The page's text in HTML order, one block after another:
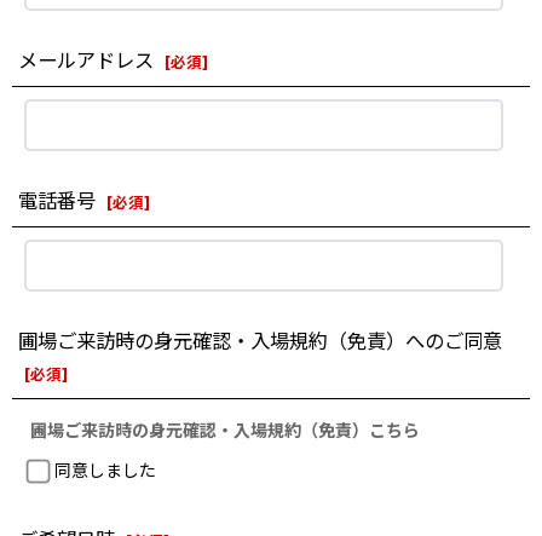
メールアドレス [必須]
電話番号 [必須]
圃場ご来訪時の身元確認・入場規約（免責）へのご同意
[必須]
圃場ご来訪時の身元確認・入場規約（免責）こちら
同意しました